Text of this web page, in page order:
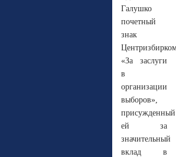
Галушко
почетный
знак
«За заслуги
в
организации
выборов»,
присужденный
ей за
значительный
вклад в